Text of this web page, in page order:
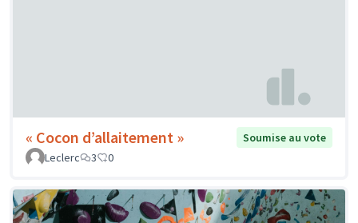
« Cocon d’allaitement »
Soumise au vote
Leclerc
3 0